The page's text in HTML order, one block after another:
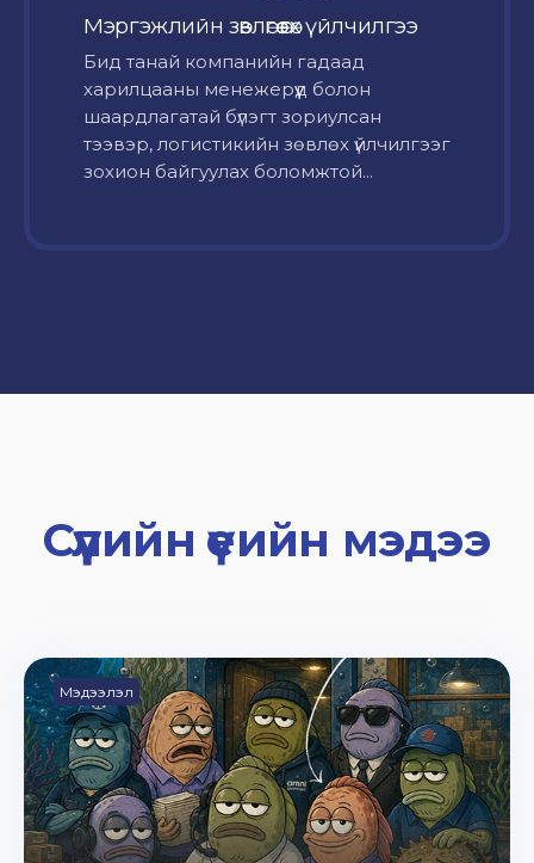
Мэргэжлийн зөвлөгөө өгөх үйлчилгээ
Бид танай компанийн гадаад
харилцааны менежерүүд болон
шаардлагатай бүлэгт зориулсан
тээвэр, логистикийн зөвлөх үйлчилгээг
зохион байгуулах боломжтой...
Сүүлийн үеийн мэдээ
Мэдээлэл